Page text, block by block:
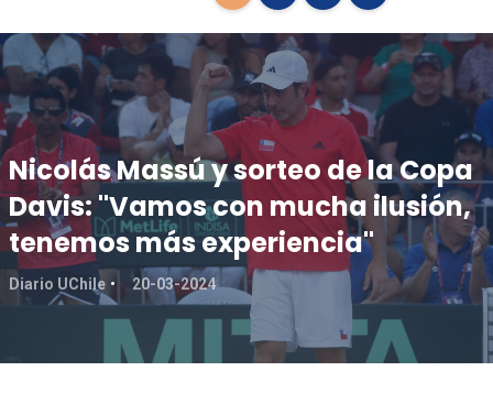
Nicolás Massú y sorteo de la Copa
Davis: "Vamos con mucha ilusión,
tenemos más experiencia"
Diario UChile 20-03-2024